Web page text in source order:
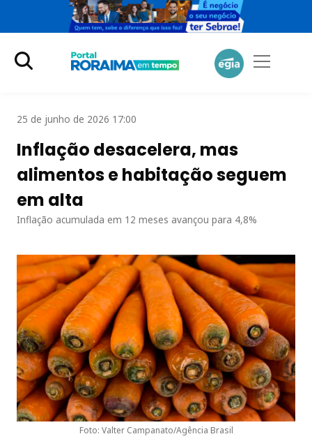
25 de junho de 2026 17:00
Inflação desacelera, mas
alimentos e habitação seguem
em alta
Inflação acumulada em 12 meses avançou para 4,8%
Foto: Valter Campanato/Agência Brasil